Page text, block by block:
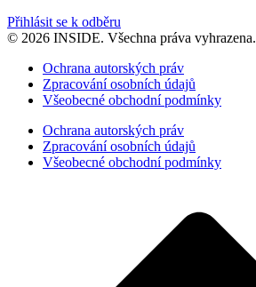
Přihlásit se k odběru
© 2026 INSIDE. Všechna práva vyhrazena.
Ochrana autorských práv
Zpracování osobních údajů
Všeobecné obchodní podmínky
Ochrana autorských práv
Zpracování osobních údajů
Všeobecné obchodní podmínky